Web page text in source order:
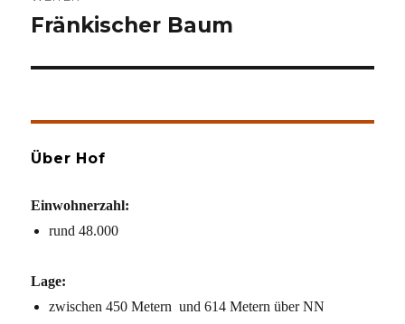
Nächster
Fränkischer Baum
Über Hof
Einwohnerzahl:
rund 48.000
Lage:
zwischen 450 Metern und 614 Metern über NN